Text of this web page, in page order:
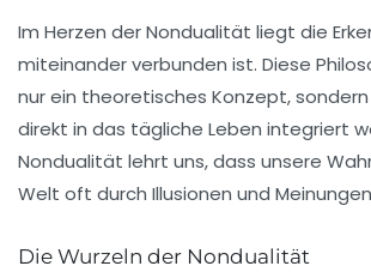
Im Herzen der Nondualität liegt die
miteinander verbunden ist. Diese
nur ein theoretisches Konzept,
direkt in das tägliche Leben integriert
Nondualität lehrt uns, dass unsere
Welt oft durch Illusionen und
Die Wurzeln der Nondualität